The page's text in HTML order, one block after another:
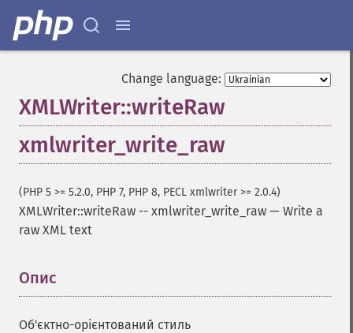
Change language:
XMLWriter::writeRaw
xmlwriter_write_raw
(PHP 5 >= 5.2.0, PHP 7, PHP 8, PECL xmlwriter >= 2.0.4)
XMLWriter::writeRaw -- xmlwriter_write_raw — Write a
raw XML text
Опис
Об'єктно-орієнтований стиль